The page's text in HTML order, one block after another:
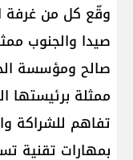
وقّع كل من غرفة
صيدا والجنوب
صالح ومؤسسة
ممثلة برئيستها
تفاهم للشراكة
بمهارات تقنية